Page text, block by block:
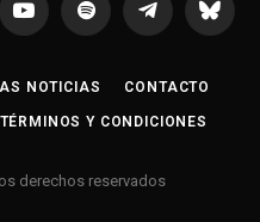
YouTubeSpotify Telegrama
NOTICIAS CONTACTO
TÉRMINOS Y CONDICIONES
derechos reservados